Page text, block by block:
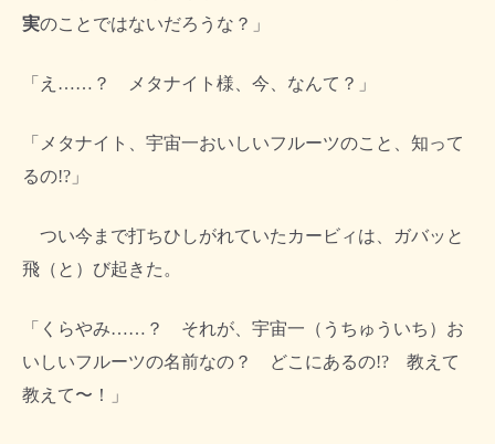
実のことではないだろうな？」
「え……？ メタナイト様、今、なんて？」
「メタナイト、宇宙一おいしいフルーツのこと、知って
るの!?」
つい今まで打ちひしがれていたカービィは、ガバッと
飛（と）び起きた。
「くらやみ……？ それが、宇宙一（うちゅういち）お
いしいフルーツの名前なの？ どこにあるの!? 教えて
教えて〜！」